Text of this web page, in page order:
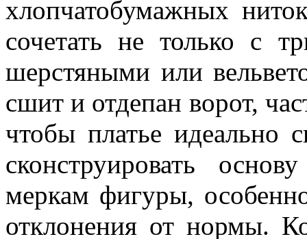
хлопчатобумажных
сочетать не только с
шерстяными или
сшит и отдепан ворот,
чтобы платье идеально
сконструировать
меркам фигуры,
отклонения от нормы.